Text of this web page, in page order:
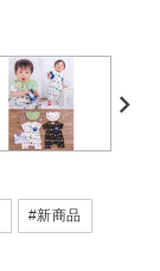
#新商品